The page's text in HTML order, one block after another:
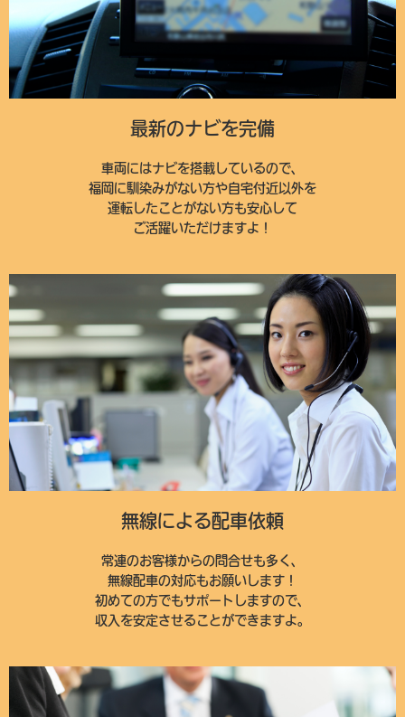
最新のナビを完備
車両にはナビを搭載しているので、
福岡に馴染みがない方や自宅付近以外を
運転したことがない方も安心して
ご活躍いただけますよ！
無線による配車依頼
常連のお客様からの問合せも多く、
無線配車の対応もお願いします！
初めての方でもサポートしますので、
収入を安定させることができますよ。